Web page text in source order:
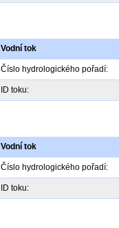
Vodní tok
Číslo hydrologického pořadí:
ID toku:
Vodní tok
Číslo hydrologického pořadí:
ID toku: